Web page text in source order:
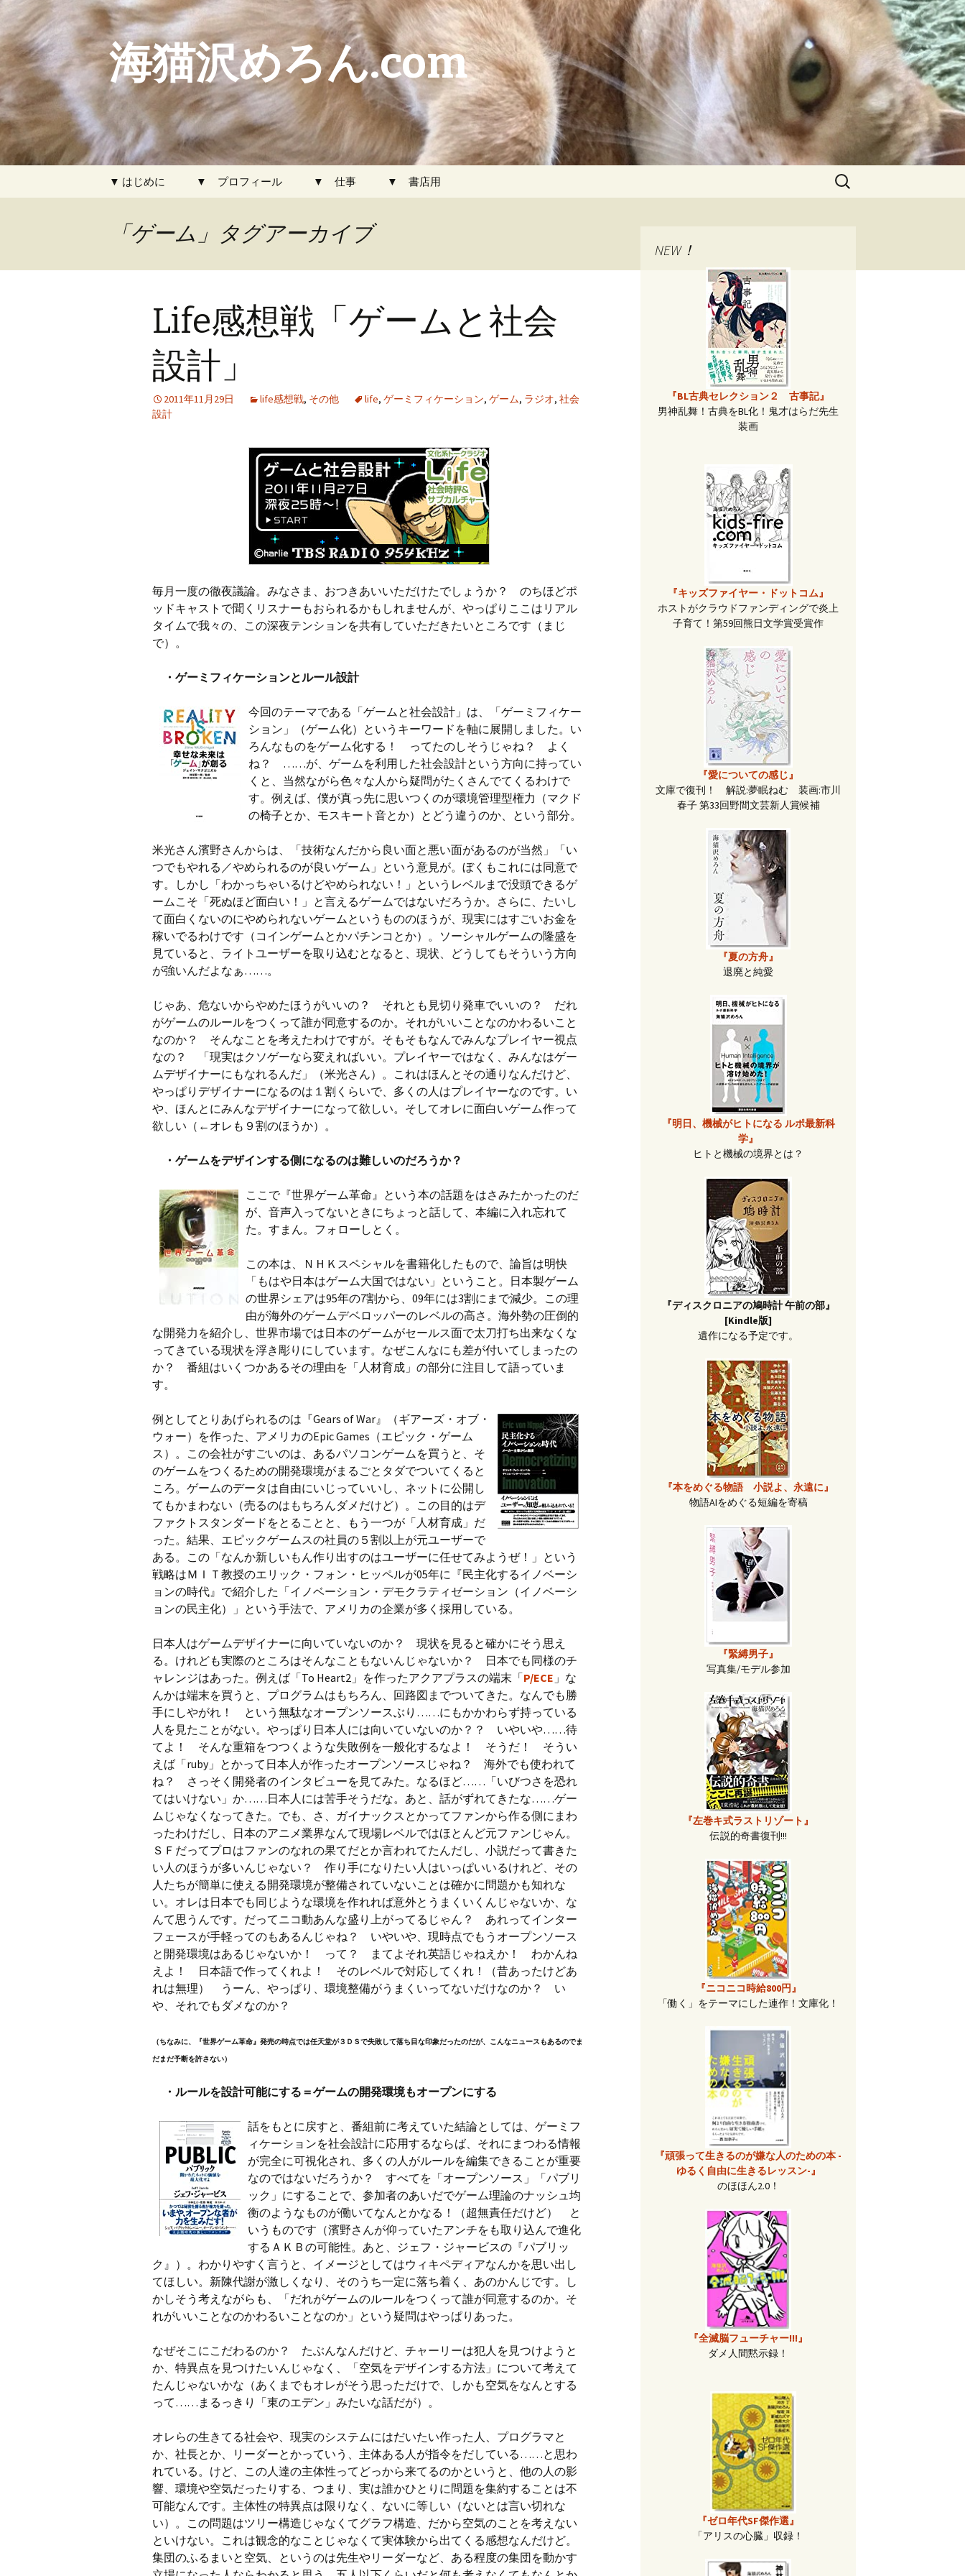
海猫沢めろん.com
▼ はじめに ▼ プロフィール ▼ 仕事 ▼ 書店用
検
「ゲーム」タグアーカイブ
Life感想戦「ゲームと社会
設計」
2011年11月29日 life感想戦, その他 life, ゲーミフィケーション, ゲーム, ラジオ, 社会
設計
毎月一度の徹夜議論。みなさま、おつきあいいただけたでしょうか？ のちほどポ
ッドキャストで聞くリスナーもおられるかもしれませんが、やっぱりここはリアル
タイムで我々の、この深夜テンションを共有していただきたいところです（まじ
で）。
・ゲーミフィケーションとルール設計
今回のテーマである「ゲームと社会設計」は、「ゲーミフィケー
ション」（ゲーム化）というキーワードを軸に展開しました。い
ろんなものをゲーム化する！ ってたのしそうじゃね？ よく
ね？ ……が、ゲームを利用した社会設計という方向に持ってい
くと、当然ながら色々な人から疑問がたくさんでてくるわけで
す。例えば、僕が真っ先に思いつくのが環境管理型権力（マクド
の椅子とか、モスキート音とか）とどう違うのか、という部分。
米光さん濱野さんからは、「技術なんだから良い面と悪い面があるのが当然」「い
つでもやれる／やめられるのが良いゲーム」という意見が。ぼくもこれには同意で
す。しかし「わかっちゃいるけどやめられない！」というレベルまで没頭できるゲ
ームこそ「死ぬほど面白い！」と言えるゲームではないだろうか。さらに、たいし
て面白くないのにやめられないゲームというもののほうが、現実にはすごいお金を
稼いでるわけです（コインゲームとかパチンコとか）。ソーシャルゲームの隆盛を
見ていると、ライトユーザーを取り込むとなると、現状、どうしてもそういう方向
が強いんだよなぁ……。
じゃあ、危ないからやめたほうがいいの？ それとも見切り発車でいいの？ だれ
がゲームのルールをつくって誰が同意するのか。それがいいことなのかわるいこと
なのか？ そんなことを考えたわけですが。そもそもなんでみんなプレイヤー視点
なの？ 「現実はクソゲーなら変えればいい。プレイヤーではなく、みんなはゲー
ムデザイナーにもなれるんだ」（米光さん）。これはほんとその通りなんだけど、
やっぱりデザイナーになるのは１割くらいで、多くの人はプレイヤーなのです。い
や、ほんとにみんなデザイナーになって欲しい。そしてオレに面白いゲーム作って
欲しい（←オレも９割のほうか）。
・ゲームをデザインする側になるのは難しいのだろうか？
ここで『世界ゲーム革命』という本の話題をはさみたかったのだ
が、音声入ってないときにちょっと話して、本編に入れ忘れて
た。すまん。フォローしとく。
この本は、ＮＨＫスペシャルを書籍化したもので、論旨は明快
「もはや日本はゲーム大国ではない」ということ。日本製ゲーム
の世界シェアは95年の7割から、09年には3割にまで減少。この理
由が海外のゲームデベロッパーのレベルの高さ。海外勢の圧倒的
な開発力を紹介し、世界市場では日本のゲームがセールス面で太刀打ち出来なくな
ってきている現状を浮き彫りにしています。なぜこんなにも差が付いてしまったの
か？ 番組はいくつかあるその理由を「人材育成」の部分に注目して語っていま
す。
例としてとりあげられるのは『Gears of War』（ギアーズ・オブ・
ウォー）を作った、アメリカのEpic Games（エピック・ゲーム
ス）。この会社がすごいのは、あるパソコンゲームを買うと、そ
のゲームをつくるための開発環境がまるごとタダでついてくると
ころ。ゲームのデータは自由にいじっていいし、ネットに公開し
てもかまわない（売るのはもちろんダメだけど）。この目的はデ
ファクトスタンダードをとることと、もう一つが「人材育成」だ
った。結果、エピックゲームスの社員の５割以上が元ユーザーで
ある。この「なんか新しいもん作り出すのはユーザーに任せてみようぜ！」という
戦略はＭＩＴ教授のエリック・フォン・ヒッペルが05年に『民主化するイノベーシ
ョンの時代』で紹介した「イノベーション・デモクラティゼーション（イノベーシ
ョンの民主化）」という手法で、アメリカの企業が多く採用している。
日本人はゲームデザイナーに向いていないのか？ 現状を見ると確かにそう思え
る。けれども実際のところはそんなこともないんじゃないか？ 日本でも同様のチ
ャレンジはあった。例えば「To Heart2」を作ったアクアプラスの端末「P/ECE 」な
んかは端末を買うと、プログラムはもちろん、回路図までついてきた。なんでも勝
手にしやがれ！ という無駄なオープンソースぶり……にもかかわらず持っている
人を見たことがない。やっぱり日本人には向いていないのか？？ いやいや……待
てよ！ そんな重箱をつつくような失敗例を一般化するなよ！ そうだ！ そうい
えば「ruby」とかって日本人が作ったオープンソースじゃね？ 海外でも使われて
ね？ さっそく開発者のインタビューを見てみた。なるほど……「いびつさを恐れ
てはいけない」か……日本人には苦手そうだな。あと、話がずれてきたな……ゲー
ムじゃなくなってきた。でも、さ、ガイナックスとかってファンから作る側にまわ
ったわけだし、日本のアニメ業界なんて現場レベルではほとんど元ファンじゃん。
ＳＦだってプロはファンのなれの果てだとか言われてたんだし、小説だって書きた
い人のほうが多いんじゃない？ 作り手になりたい人はいっぱいいるけれど、その
人たちが簡単に使える開発環境が整備されていないことは確かに問題かも知れな
い。オレは日本でも同じような環境を作れれば意外とうまくいくんじゃないか、な
んて思うんです。だってニコ動あんな盛り上がってるじゃん？ あれってインター
フェースが手軽ってのもあるんじゃね？ いやいや、現時点でもうオープンソース
と開発環境はあるじゃないか！ って？ まてよそれ英語じゃねえか！ わかんね
えよ！ 日本語で作ってくれよ！ そのレベルで対応してくれ！（昔あったけどあ
れは無理） うーん、やっぱり、環境整備がうまくいってないだけなのか？ い
や、それでもダメなのか？
（ちなみに、『世界ゲーム革命』発売の時点では任天堂が３ＤＳで失敗して落ち目な印象だったのだが、こんなニュースもあるのでま
だまだ予断を許さない）
・ルールを設計可能にする＝ゲームの開発環境もオープンにする
話をもとに戻すと、番組前に考えていた結論としては、ゲーミフ
ィケーションを社会設計に応用するならば、それにまつわる情報
が完全に可視化され、多くの人がルールを編集できることが重要
なのではないだろうか？ すべてを「オープンソース」「パブリ
ック」にすることで、参加者のあいだでゲーム理論のナッシュ均
衡のようなものが働いてなんとかなる！（超無責任だけど） と
いうものです（濱野さんが仰っていたアンチをも取り込んで進化
するＡＫＢの可能性。あと、ジェフ・ジャービスの『パブリッ
ク』）。わかりやすく言うと、イメージとしてはウィキペディアなんかを思い出し
てほしい。新陳代謝が激しくなり、そのうち一定に落ち着く、あのかんじです。し
かしそう考えながらも、「だれがゲームのルールをつくって誰が同意するのか。そ
れがいいことなのかわるいことなのか」という疑問はやっぱりあった。
なぜそこにこだわるのか？ たぶんなんだけど、チャーリーは犯人を見つけようと
か、特異点を見つけたいんじゃなく、「空気をデザインする方法」について考えて
たんじゃないかな（あくまでもオレがそう思っただけで、しかも空気をなんとする
って……まるっきり「東のエデン」みたいな話だが）。
オレらの生きてる社会や、現実のシステムにはだいたい作った人、プログラマと
か、社長とか、リーダーとかっていう、主体ある人が指令をだしている……と思わ
れている。けど、この人達の主体性ってどっから来てるのかというと、他の人の影
響、環境や空気だったりする、つまり、実は誰かひとりに問題を集約することは不
可能なんです。主体性の特異点は限りなく、ないに等しい（ないとは言い切れな
い）。この問題はツリー構造じゃなくてグラフ構造、だから空気のことを考えない
といけない。これは観念的なことじゃなくて実体験から出てくる感想なんだけど。
集団のふるまいと空気、というのは先生やリーダーなど、ある程度の集団を動かす
NEW！
『BL古典セレクション２ 古事記』
男神乱舞！古典をBL化！鬼才はらだ先生
装画
『キッズファイヤー・ドットコム』
ホストがクラウドファンディングで炎上
子育て！第59回熊日文学賞受賞作
『愛についての感じ』
文庫で復刊！ 解説:夢眠ねむ 装画:市川
春子 第33回野間文芸新人賞候補
『夏の方舟』
退廃と純愛
『明日、機械がヒトになる ルポ最新科
学』
ヒトと機械の境界とは？
『ディスクロニアの鳩時計 午前の部』
[Kindle版]
遺作になる予定です。
『本をめぐる物語 小説よ、永遠に』
物語AIをめぐる短編を寄稿
『緊縛男子』
写真集/モデル参加
『左巻キ式ラストリゾート』
伝説的奇書復刊!!!
『ニコニコ時給800円』
「働く」をテーマにした連作！文庫化！
『頑張って生きるのが嫌な人のための本 -
ゆるく自由に生きるレッスン-』
のほほん2.0！
『全滅脳フューチャー!!!』
ダメ人間黙示録！
『ゼロ年代SF傑作選』
「アリスの心臓」収録！